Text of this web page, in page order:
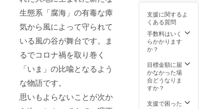
生態系「腐海」の有毒な瘴
気から風によって守られて
いる風の谷が舞台です。ま
るでコロナ禍を取り巻く
「いま」の比喩となるよう
な物語です。
思いもよらないことが次か
しては
お客さ
ま側で
ご用意
くださ
供
フォー
マット
を事前
らせく
支援に関するよ
くある質問
手数料はいく
らかかります
か？
目標金額に届
かなかった場
合どうなりま
すか？
支援で困った